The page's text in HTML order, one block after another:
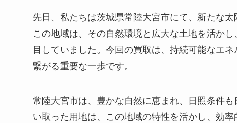
先日、私たちは茨城県常陸大宮市にて、新たな
この地域は、その自然環境と広大な土地を活か
目していました。今回の買取は、持続可能なエ
繋がる重要な一歩です。
常陸大宮市は、豊かな自然に恵まれ、日照条件
い取った用地は、この地域の特性を活かし、効